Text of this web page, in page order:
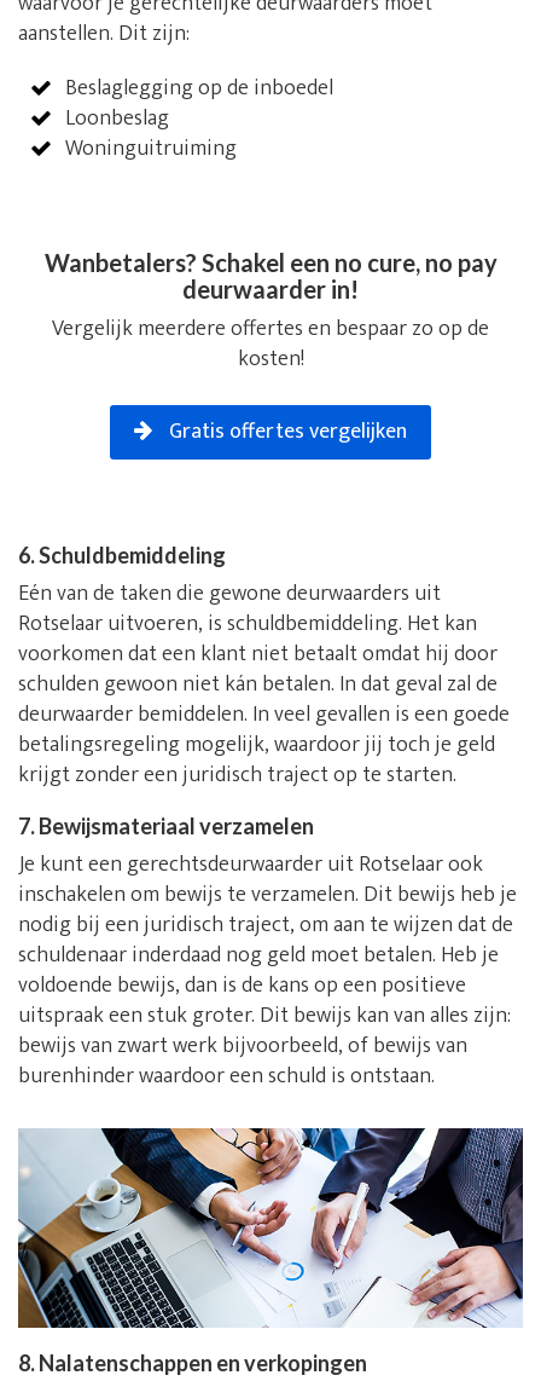
aanstellen. Dit zijn:
Beslaglegging op de inboedel
Loonbeslag
Woninguitruiming
Wanbetalers? Schakel een no cure, no pay
deurwaarder in!
Vergelijk meerdere offertes en bespaar zo op de
kosten!
Gratis offertes vergelijken
6. Schuldbemiddeling
Eén van de taken die gewone deurwaarders uit
Rotselaar uitvoeren, is schuldbemiddeling. Het kan
voorkomen dat een klant niet betaalt omdat hij door
schulden gewoon niet kán betalen. In dat geval zal de
deurwaarder bemiddelen. In veel gevallen is een goede
betalingsregeling mogelijk, waardoor jij toch je geld
krijgt zonder een juridisch traject op te starten.
7. Bewijsmateriaal verzamelen
Je kunt een gerechtsdeurwaarder uit Rotselaar ook
inschakelen om bewijs te verzamelen. Dit bewijs heb je
nodig bij een juridisch traject, om aan te wijzen dat de
schuldenaar inderdaad nog geld moet betalen. Heb je
voldoende bewijs, dan is de kans op een positieve
uitspraak een stuk groter. Dit bewijs kan van alles zijn:
bewijs van zwart werk bijvoorbeeld, of bewijs van
burenhinder waardoor een schuld is ontstaan.
8. Nalatenschappen en verkopingen